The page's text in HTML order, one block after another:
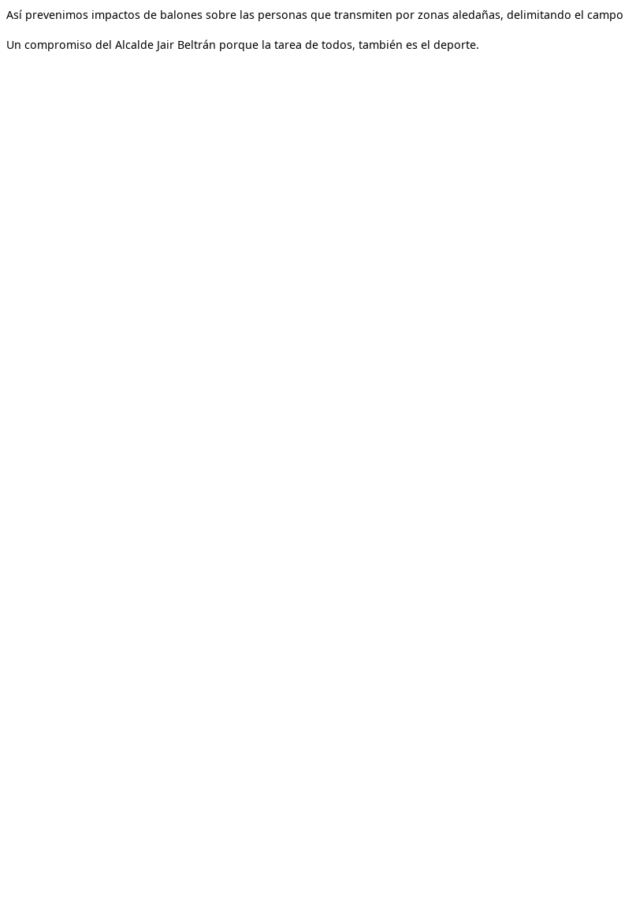
Así prevenimos impactos de balones sobre las personas que transmiten por zonas aledañas, delimitando el
Un compromiso del Alcalde Jair Beltrán porque la tarea de todos, también es el deporte.